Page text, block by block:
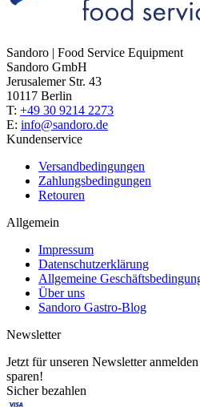
Sandoro | Food Service Equipment
Sandoro GmbH
Jerusalemer Str. 43
10117 Berlin
T: +49 30 9214 2273
E: info@sandoro.de
Kundenservice
Versandbedingungen
Zahlungsbedingungen
Retouren
Allgemein
Impressum
Datenschutzerklärung
Allgemeine
Über uns
Sandoro Gastro-Blog
Newsletter
Jetzt für unseren Newsletter
sparen!
Sicher bezahlen